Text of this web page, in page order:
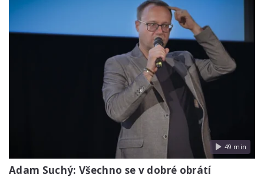
49 min
Adam Suchý: Všechno se v dobré obrátí